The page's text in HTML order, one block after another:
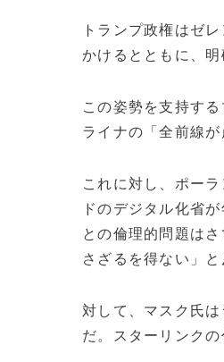
トランプ政権はゼ
かけるとともに、
この姿勢を支持す
ライナの「全前線が
これに対し、ポー
ドのデジタル化省
との倫理的問題は
さざるを得ない」と
対して、マスク氏
だ。スターリンク